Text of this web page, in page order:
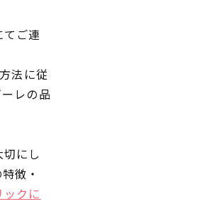
ご連
法に従
レの品
にし
徴・
クに